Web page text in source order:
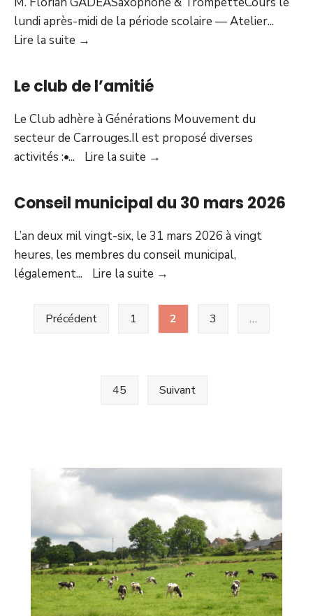
lundi après-midi de la période scolaire — Atelier...
Lire la suite →
musique
nos
professeurs
Le club de l’amitié
Le Club adhère à Générations Mouvement du
secteur de Carrouges.Il est proposé diverses
activités :•... Lire la suite →
de
l’amitié
Conseil municipal du 30 mars 2026
L’an deux mil vingt-six, le 31 mars 2026 à vingt
heures, les membres du conseil municipal,
légalement... Lire la suite →
du
30
Précédent 1 2 3 …
45 Suivant